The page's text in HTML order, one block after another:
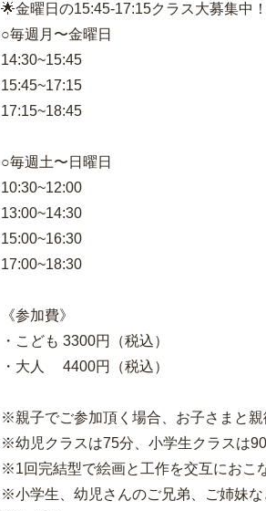
🌟金曜日の15:45-17:15クラス大募集中
○毎週月〜金曜日
14:30~15:45
15:45~17:15
17:15~18:45
○毎週土〜日曜日
10:30~12:00
13:00~14:30
15:00~16:30
17:00~18:30
《参加費》
・こども 3300円（税込）
・大人 4400円（税込）
※親子でご参加頂く場合、お子さまと親
※幼児クラスは75分、小学生クラスは
※1回完結型で絵画と工作を交互におこ
※小学生、幼児さんのご兄弟、ご姉妹